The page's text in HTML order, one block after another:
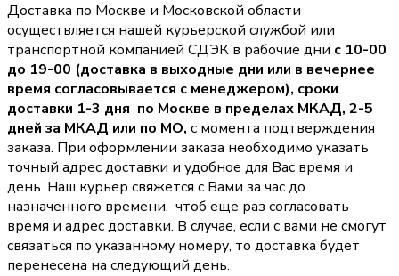
Доставка по Москве и Московской области
осуществляется нашей курьерской службой или
транспортной компанией СДЭК в рабочие дни с 10-00
до 19-00 (доставка в выходные дни или в вечернее
время согласовывается с менеджером), сроки
доставки 1-3 дня по Москве в пределах МКАД, 2-5
дней за МКАД или по МО, с момента подтверждения
заказа. При оформлении заказа необходимо указать
точный адрес доставки и удобное для Вас время и
день. Наш курьер свяжется с Вами за час до
назначенного времени, чтоб еще раз согласовать
время и адрес доставки. В случае, если с вами не смогут
связаться по указанному номеру, то доставка будет
перенесена на следующий день.